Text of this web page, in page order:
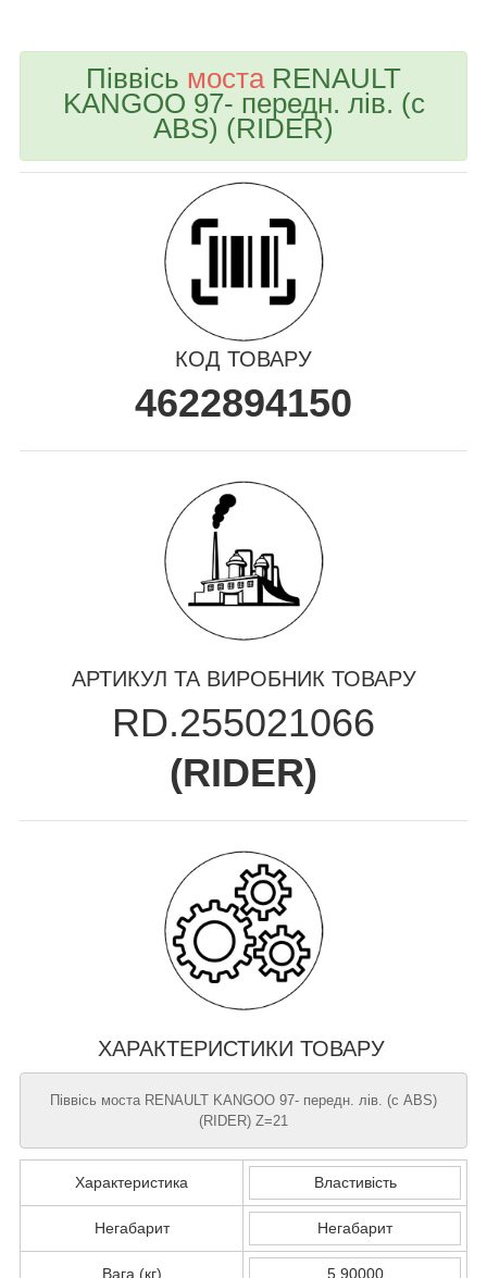
Піввісь мостаRENAULT
KANGOO 97- передн. лів. (с
ABS) (RIDER)
КОД ТОВАРУ
4622894150
АРТИКУЛ ТА ВИРОБНИК ТОВАРУ
RD.255021066
(RIDER)
ХАРАКТЕРИСТИКИ ТОВАРУ
Піввісь моста RENAULT KANGOO 97- передн. лів. (с ABS)
(RIDER) Z=21
Характеристика Властивість
Негабарит Негабарит
Вага (кг) 5.90000